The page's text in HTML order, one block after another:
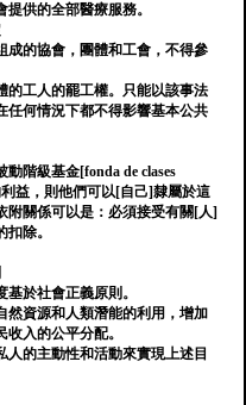
供的全部醫療服務。
成的協會，團體和工會，不得參
的工人的罷工權。只能以該事法
任何情況下都不得影響基本公共
階級基金[fonda de clases
益，則他們可以[自己]隸屬於這
附關係可以是：必須接受有關[人]
除。
於社會正義原則。
然資源和人類潛能的利用，增加
入的公平分配。
的主動性和活動來實現上述目